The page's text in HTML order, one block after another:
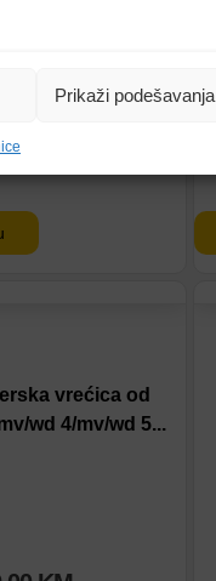
Prikaži podešavanja
vrećica od
wd 4/mv/wd 5...